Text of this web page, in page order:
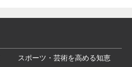
スポーツ・芸術を高める知恵